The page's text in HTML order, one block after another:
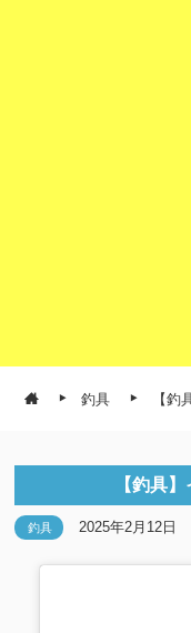
釣具 【
【釣具
釣具 2025年2月12日